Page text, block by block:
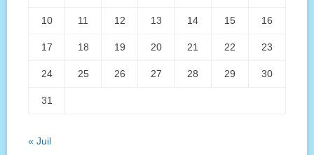
10 11 12 13 14 15 16
17 18 19 20 21 22 23
24 25 26 27 28 29 30
31
« Juil